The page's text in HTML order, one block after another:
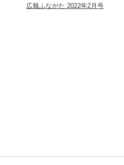
広報ふながた 2022年2月号